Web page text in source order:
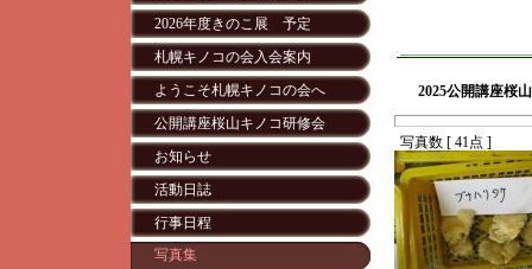
2025公開講座桜
写真数 [ 41点 ]
2026年度きのこ展 予定
札幌キノコの会入会案内
ようこそ札幌キノコの会へ
公開講座桜山キノコ研修会
お知らせ
活動日誌
行事日程
写真集